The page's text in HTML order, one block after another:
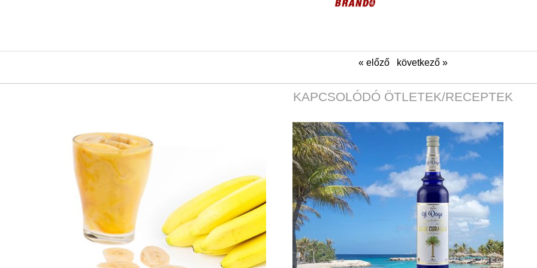
« előző következő »
KAPCSOLÓDÓ ÖTLETEK/RECEPTEK